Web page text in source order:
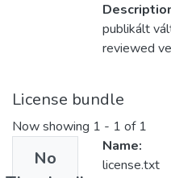
publikált
reviewed
License bundle
Now showing 1 - 1 of 1
No
Name:
license.txt